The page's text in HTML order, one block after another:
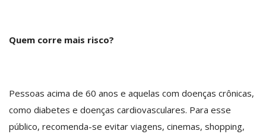
Quem corre mais risco?
Pessoas acima de 60 anos e aquelas com doenças crônicas,
como diabetes e doenças cardiovasculares. Para esse
público, recomenda-se evitar viagens, cinemas, shopping,